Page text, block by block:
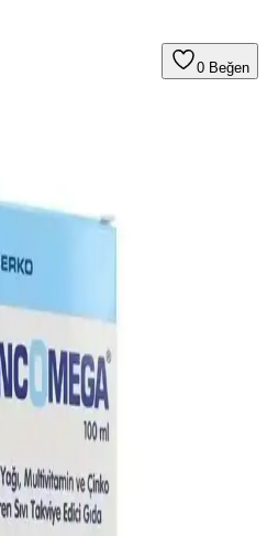
0 Beğen
olup, kalp, beyin sağlığı ve
sağlar. Günlük doz ve kullanım
Üzerindeki Etkileri:
Analizi
içeriğiyle sağlık faydası sağlayan
içeriğin şeffaflığı ve
Zaman İçilir? En Uygun